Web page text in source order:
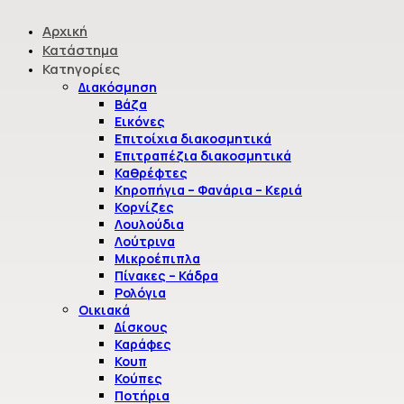
Αρχική
Κατάστημα
Κατηγορίες
Διακόσμηση
Βάζα
Εικόνες
Επιτοίχια διακοσμητικά
Επιτραπέζια διακοσμητικά
Καθρέφτες
Κηροπήγια – Φανάρια – Κεριά
Κορνίζες
Λουλούδια
Λούτρινα
Μικροέπιπλα
Πίνακες – Κάδρα
Ρολόγια
Οικιακά
Δίσκους
Καράφες
Κουπ
Κούπες
Ποτήρια
Γάμος & Βάφτιση
Γάμος & Βάφτιση
WELCOME TO RIODE